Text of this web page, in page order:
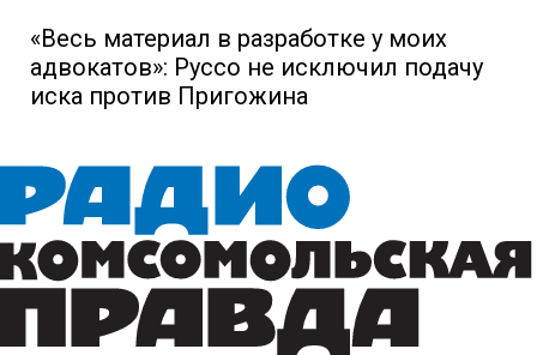
«Весь материал в разработке у моих
адвокатов»: Руссо не исключил подачу
иска против Пригожина